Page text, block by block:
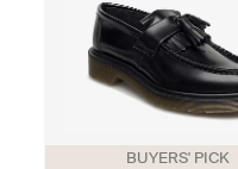
BUYERS' PICK